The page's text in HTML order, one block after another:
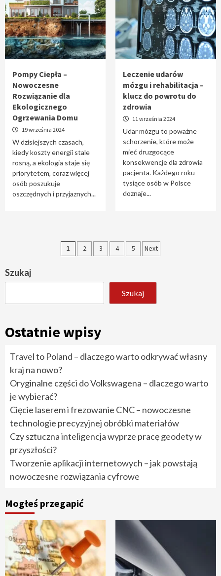
Pompy Ciepła –
Nowoczesne
Rozwiązanie dla
Ekologicznego
Ogrzewania Domu
19 września 2024
W dzisiejszych czasach,
kiedy koszty energii stale
rosną, a ekologia staje się
priorytetem, coraz więcej
osób poszukuje
oszczędnych i przyjaznych...
Leczenie udarów
mózgu i rehabilitacja –
klucz do powrotu do
zdrowia
11 września 2024
Udar mózgu to poważne
schorzenie, które może
mieć druzgocące
konsekwencje dla zdrowia
pacjenta. Każdego roku
tysiące osób w Polsce
doznaje...
Stronicowanie
1 2 3 4 5 Next
Szukaj
Szukaj
Ostatnie wpisy
Travel to Poland – dlaczego warto odkrywać własny
kraj na nowo?
Oryginalne części do Volkswagena – dlaczego warto
je wybierać?
Cięcie laserem i frezowanie CNC – nowoczesne
technologie precyzyjnej obróbki materiałów
Czy sztuczna inteligencja wyprze pracę geodety w
przyszłości?
Tworzenie aplikacji internetowych – jak powstają
nowoczesne rozwiązania cyfrowe
Mogłeś przegapić